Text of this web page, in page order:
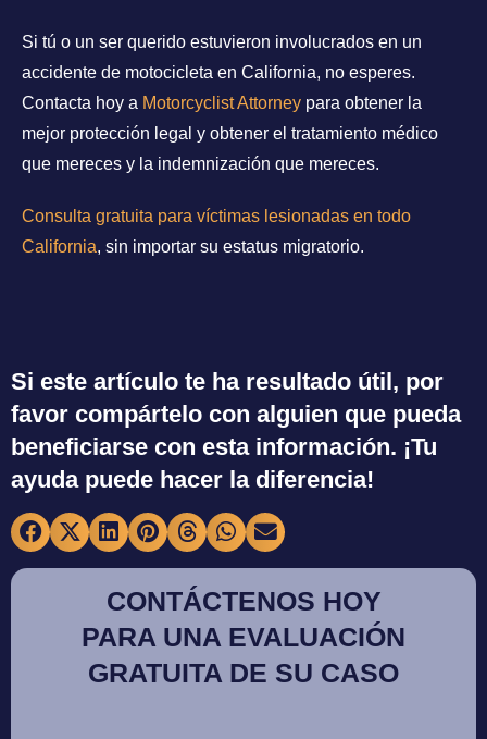
Si tú o un ser querido estuvieron involucrados en un
accidente de motocicleta en California, no esperes.
Contacta hoy a Motorcyclist Attorney para obtener la
mejor protección legal y obtener el tratamiento médico
que mereces y la indemnización que mereces.
Consulta gratuita para víctimas lesionadas en todo
California, sin importar su estatus migratorio.
Si este artículo te ha resultado útil, por
favor compártelo con alguien que pueda
beneficiarse con esta información. ¡Tu
ayuda puede hacer la diferencia!
CONTÁCTENOS HOY
PARA UNA EVALUACIÓN
GRATUITA DE SU CASO